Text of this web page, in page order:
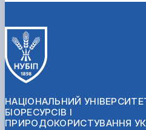
НАЦІОНАЛЬНИЙ
БІОРЕСУРСІВ І
ПРИРОДОКОРИСТУВАННЯ